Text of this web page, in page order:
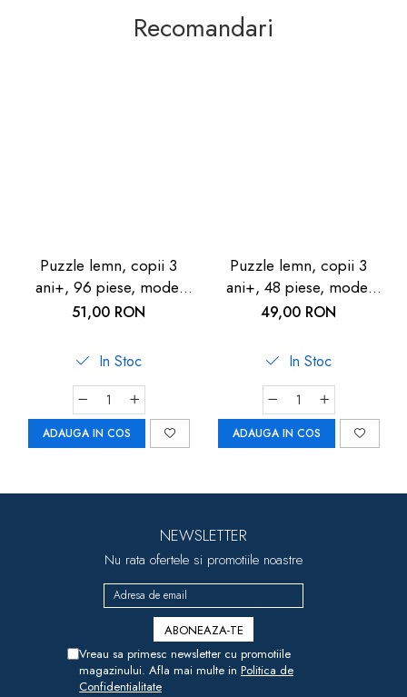
Recomandari
Puzzle lemn, copii 3
ani+, 96 piese, model
jungla cu animale, Goki -
51,00 RON
In Stoc
ADAUGA IN COS
Puzzle lemn, copii 3
ani+, 48 piese, model
Unicorn, Goki - Joc de
49,00 RON
In Stoc
ADAUGA IN COS
NEWSLETTER
Nu rata ofertele si promotiile noastre
Vreau sa primesc newsletter cu promotiile
magazinului. Afla mai multe in Politica de
Confidentialitate